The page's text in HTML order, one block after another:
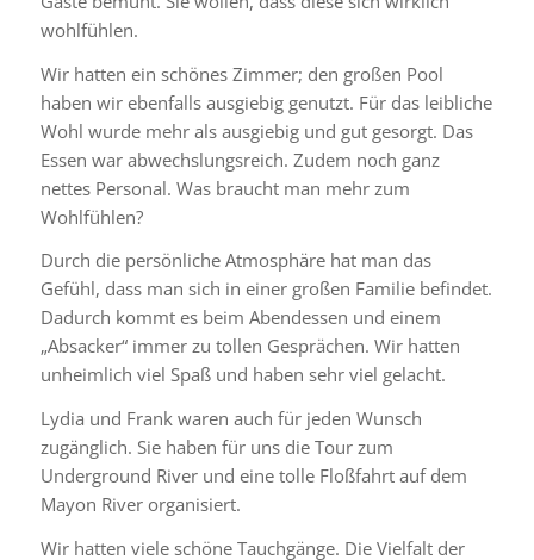
wohlfühlen.
Wir hatten ein schönes Zimmer; den großen Pool
haben wir ebenfalls ausgiebig genutzt. Für das leibliche
Wohl wurde mehr als ausgiebig und gut gesorgt. Das
Essen war abwechslungsreich. Zudem noch ganz
nettes Personal. Was braucht man mehr zum
Wohlfühlen?
Durch die persönliche Atmosphäre hat man das
Gefühl, dass man sich in einer großen Familie befindet.
Dadurch kommt es beim Abendessen und einem
„Absacker“ immer zu tollen Gesprächen. Wir hatten
unheimlich viel Spaß und haben sehr viel gelacht.
Lydia und Frank waren auch für jeden Wunsch
zugänglich. Sie haben für uns die Tour zum
Underground River und eine tolle Floßfahrt auf dem
Mayon River organisiert.
Wir hatten viele schöne Tauchgänge. Die Vielfalt der